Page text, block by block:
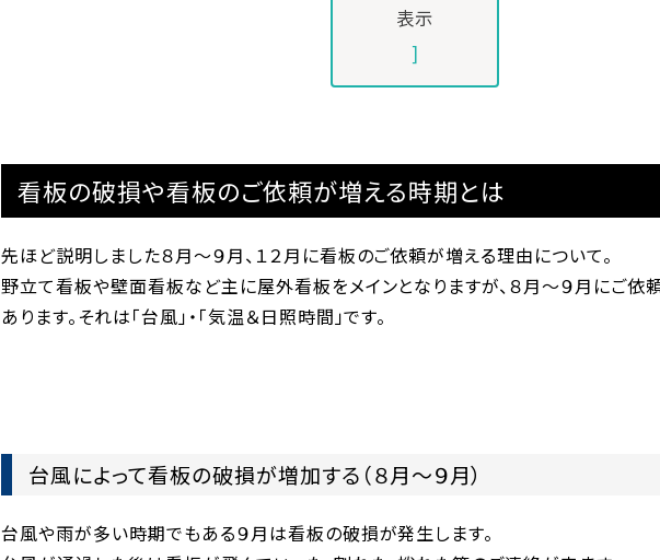
表示
]
看板の破損や看板のご依頼が増える時期とは
先ほど説明しました８月〜９月、１２月に看板のご依頼が増える理由について。
野立て看板や壁面看板など主に屋外看板をメインとなりますが、８月〜９月にご依
あります。それは「台風」・「気温＆日照時間」です。
台風によって看板の破損が増加する（８月〜９月）
台風や雨が多い時期でもある９月は看板の破損が発生します。